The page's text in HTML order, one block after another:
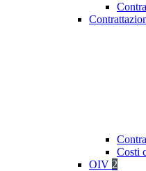
Costi
OIV 2